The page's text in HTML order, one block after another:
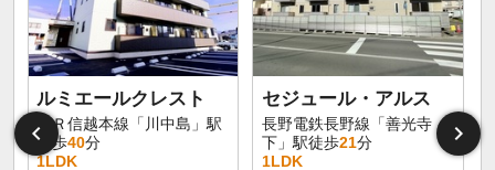
ルミエールクレスト
ＪＲ信越本線「川中島」駅
徒歩40分
1LDK
セジュール・アルス
長野電鉄長野線「善光寺
下」駅徒歩21分
1LDK